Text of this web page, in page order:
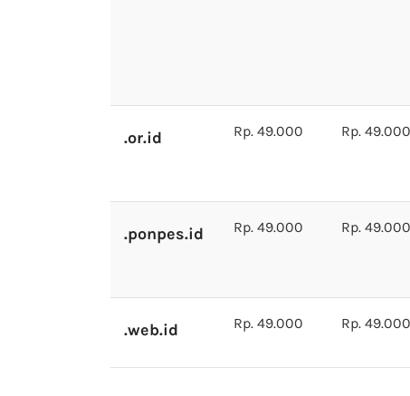
.or.id Rp. 49.000 Rp. 49.000
.ponpes.id Rp. 49.000 Rp. 49.000
.web.id Rp. 49.000 Rp. 49.000